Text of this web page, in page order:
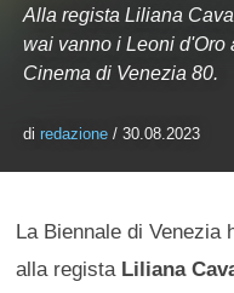
Alla regista Liliana
wai vanno i Leoni d'Oro
Cinema di Venezia 80.
diredazione / 30.08.2023
La Biennale di Venezia
alla regista Liliana